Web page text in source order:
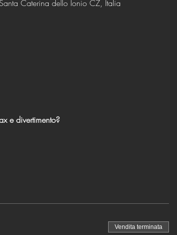
Caterina dello Ionio CZ, Italia
e divertimento?
Vendita terminata